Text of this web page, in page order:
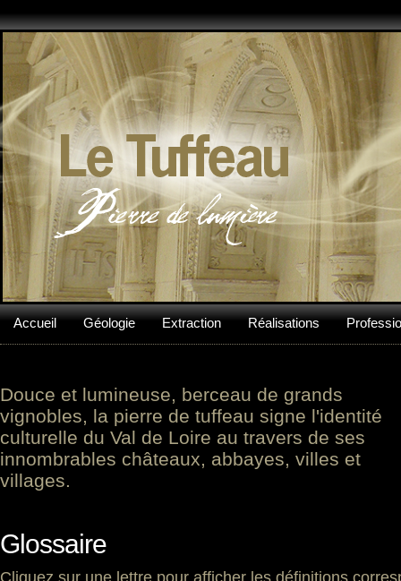
Accueil Géologie Extraction Réalisations
Douce et lumineuse, berceau de grands
vignobles, la pierre de tuffeau signe l'identité
culturelle du Val de Loire au travers de ses
innombrables châteaux, abbayes, villes et
villages.
Glossaire
Cliquez sur une lettre pour afficher les définitions